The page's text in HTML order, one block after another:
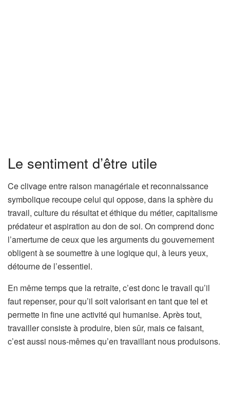
Le sentiment d’être utile
Ce clivage entre raison managériale et reconnaissance
symbolique recoupe celui qui oppose, dans la sphère du
travail, culture du résultat et éthique du métier, capitalisme
prédateur et aspiration au don de soi. On comprend donc
l’amertume de ceux que les arguments du gouvernement
obligent à se soumettre à une logique qui, à leurs yeux,
détourne de l’essentiel.
En même temps que la retraite, c’est donc le travail qu’il
faut repenser, pour qu’il soit valorisant en tant que tel et
permette in fine une activité qui humanise. Après tout,
travailler consiste à produire, bien sûr, mais ce faisant,
c’est aussi nous-mêmes qu’en travaillant nous produisons.